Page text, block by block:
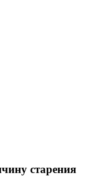
старения